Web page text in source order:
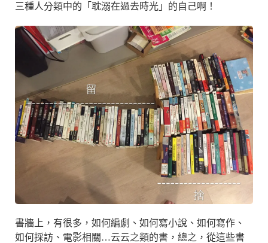
三種人分類中的「耽溺在過去時光」的自己啊！
書牆上，有很多，如何編劇、如何寫小說、如何寫作、
如何採訪、電影相關…云云之類的書，總之，從這些書